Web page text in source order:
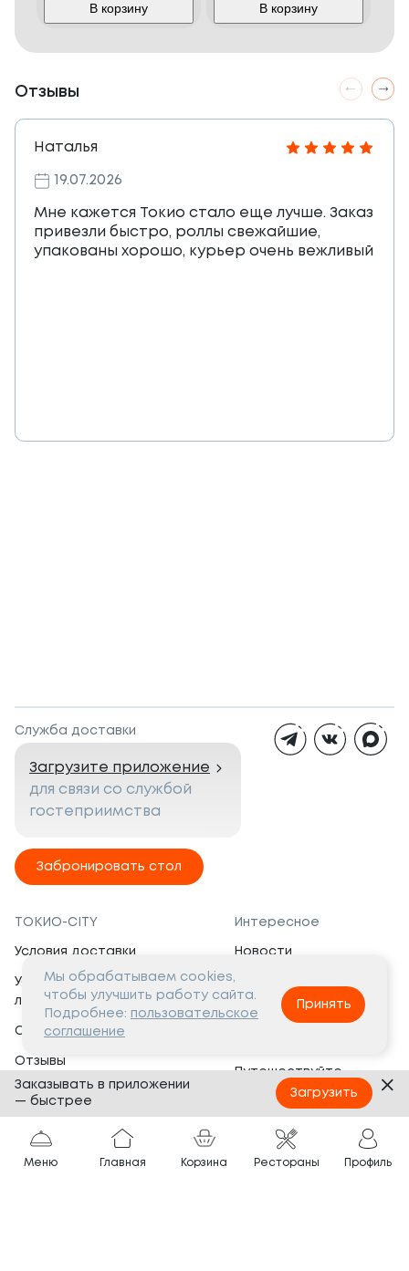
В корзину В корзину
Отзывы
Наталья
19.07.2026
Мне кажется Токио стало еще лучше. Заказ
привезли быстро, роллы свежайшие,
упакованы хорошо, курьер очень вежливый
Служба доставки
Загрузите приложение
для связи со службой
гостеприимства
Забронировать стол
ТОКИО-CITY
Условия доставки
Условия программы
лояльности
Сертификаты
Отзывы
Банкеты
Вопросы и ответы
Интересное
Новости
Вакансии
Социальная жизнь
Путешествуйте
с ТОКИО-CITY
Партнёрам
Франшиза
Меню Главная Корзина Рестораны Профиль
Мы обрабатываем cookies,
чтобы улучшить работу сайта.
Подробнее: пользовательское
соглашение
Принять
Заказывать в приложении
— быстрее
Загрузить